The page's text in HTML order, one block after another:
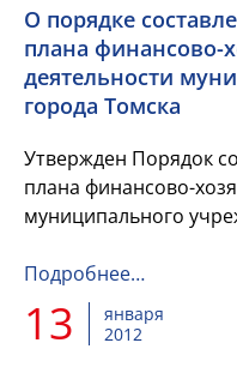
О порядке
плана финансово-
деятельности
города Томска
Утвержден Порядок
плана финансово-
муниципального
и об использовании...
Подробнее…
13
января
2012